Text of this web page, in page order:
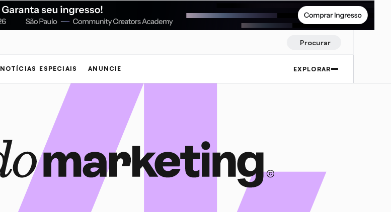
Procurar
NOTÍCIAS ESPECIAIS ANUNCIE EXPLORAR